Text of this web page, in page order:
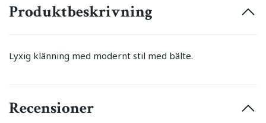
Produktbeskrivning
Lyxig klänning med modernt stil med bälte.
Recensioner